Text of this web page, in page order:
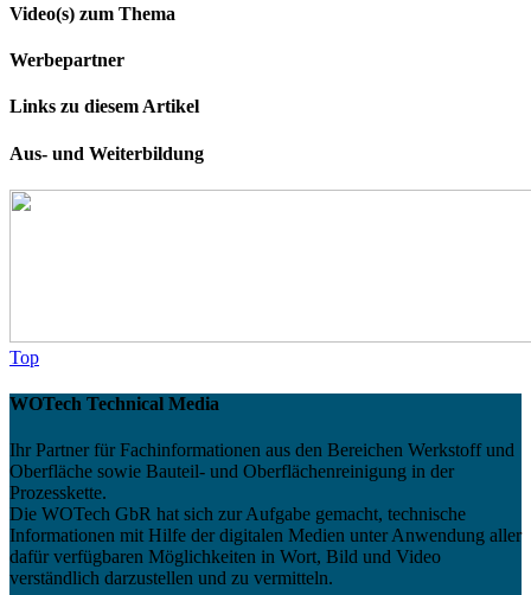
Video(s) zum Thema
Werbepartner
Links zu diesem Artikel
Aus- und Weiterbildung
Top
WOTech Technical Media
Ihr Partner für Fachinformationen aus den Bereichen Werkstoff und
Oberfläche sowie Bauteil- und Oberflächenreinigung in der
Prozesskette.
Die WOTech GbR hat sich zur Aufgabe gemacht, technische
Informationen mit Hilfe der digitalen Medien unter Anwendung aller
dafür verfügbaren Möglichkeiten in Wort, Bild und Video
verständlich darzustellen und zu vermitteln.